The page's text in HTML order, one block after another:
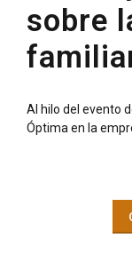
sobre
Al hilo del evento
Óptima en la